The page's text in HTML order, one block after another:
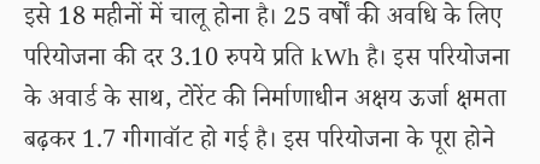
इसे 18 महीनों में चालू होना है। 25 वर्षों की अवधि के लिए
परियोजना की दर 3.10 रुपये प्रति kWh है। इस परियोजना
के अवार्ड के साथ, टोरेंट की निर्माणाधीन अक्षय ऊर्जा क्षमता
बढ़कर 1.7 गीगावॉट हो गई है। इस परियोजना के पूरा होने